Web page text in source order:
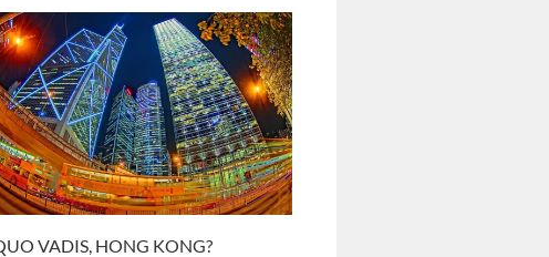
VADIS, HONG KONG?